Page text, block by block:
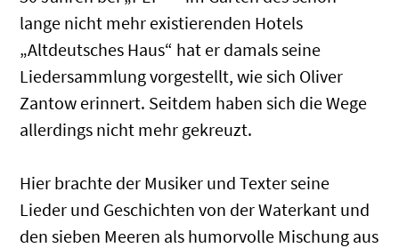
lange nicht mehr existierenden Hotels
„Altdeutsches Haus“ hat er damals seine
Liedersammlung vorgestellt, wie sich Oliver
Zantow erinnert. Seitdem haben sich die Wege
allerdings nicht mehr gekreuzt.
Hier brachte der Musiker und Texter seine
Lieder und Geschichten von der Waterkant und
den sieben Meeren als humorvolle Mischung aus